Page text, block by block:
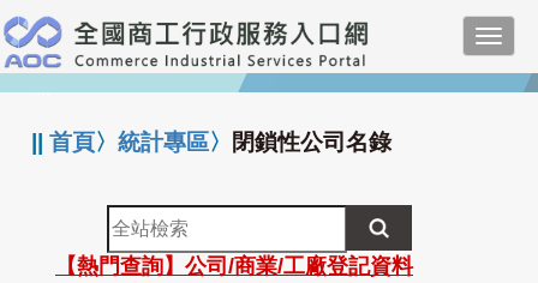
跳
到
主
要
:::
||首頁〉統計專區〉 閉鎖性公司名錄
全
站
檢
【熱門查詢】公司/商業/工廠登記資料